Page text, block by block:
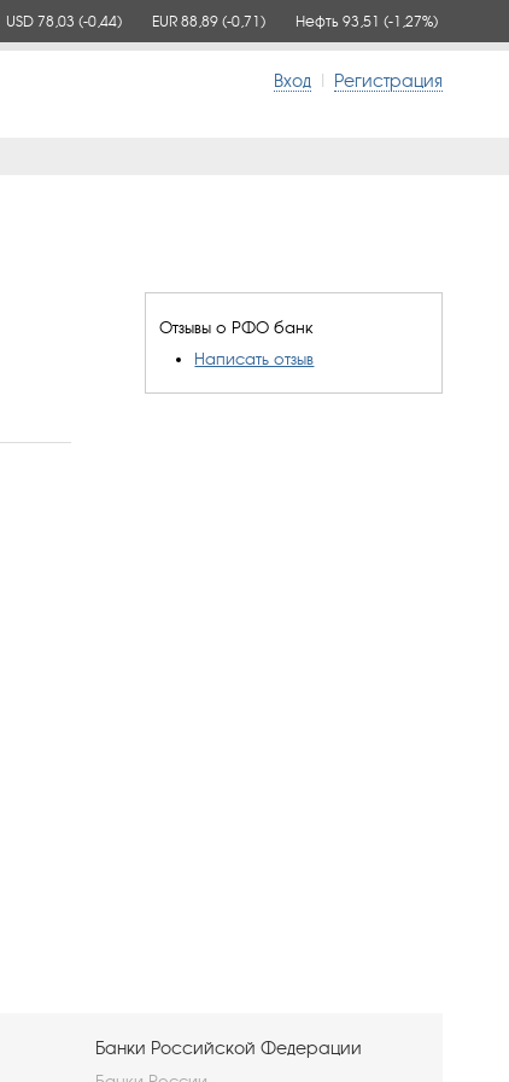
USD 78,03 (-0,44) EUR 88,89 (-0,71) Нефть 93,51 (-1,27%)
Вход | Регистрация
Отзывы о РФО банк
Написать отзыв
Банки Российской Федерации